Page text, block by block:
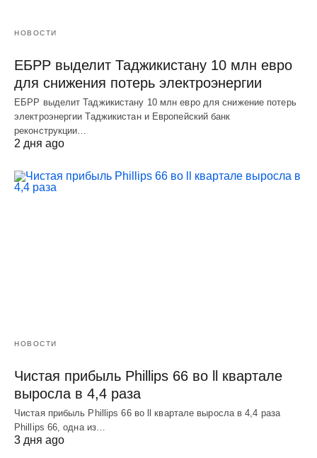
НОВОСТИ
ЕБРР выделит Таджикистану 10 млн евро
для снижения потерь электроэнергии
ЕБРР выделит Таджикистану 10 млн евро для снижение потерь
электроэнергии Таджикистан и Европейский банк
реконструкции…
2 дня ago
НОВОСТИ
Чистая прибыль Phillips 66 во ll квартале
выросла в 4,4 раза
Чистая прибыль Phillips 66 во ll квартале выросла в 4,4 раза
Phillips 66, одна из…
3 дня ago